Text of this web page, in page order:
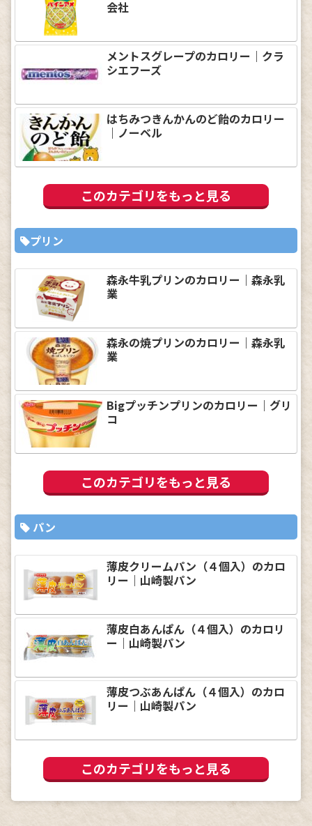
会社
メントスグレープのカロリー｜クラ
シエフーズ
はちみつきんかんのど飴のカロリー
｜ノーベル
このカテゴリをもっと見る
プリン
森永牛乳プリンのカロリー｜森永乳
業
森永の焼プリンのカロリー｜森永乳
業
Bigプッチンプリンのカロリー｜グリ
コ
このカテゴリをもっと見る
パン
薄皮クリームパン（４個入）のカロ
リー｜山崎製パン
薄皮白あんぱん（４個入）のカロリ
ー｜山崎製パン
薄皮つぶあんぱん（４個入）のカロ
リー｜山崎製パン
このカテゴリをもっと見る